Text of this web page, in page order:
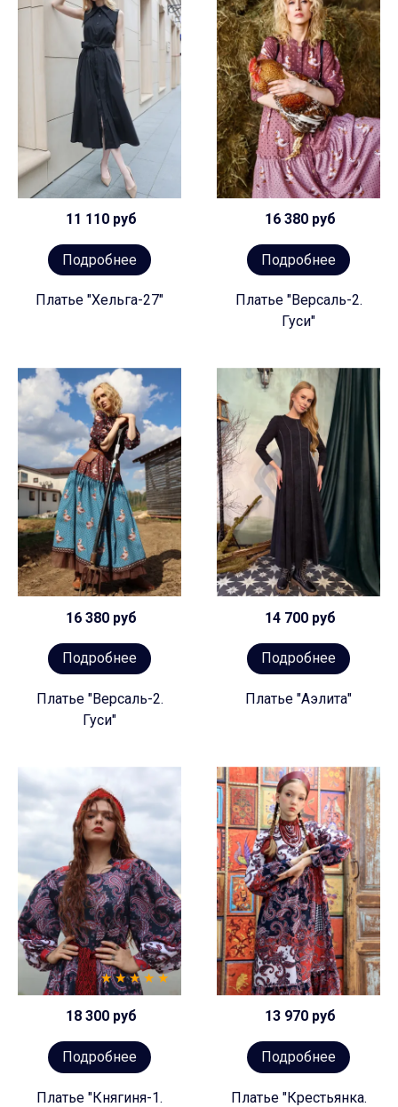
11 110 руб
Подробнее
Платье "Хельга-27"
16 380 руб
Подробнее
Платье "Версаль-2.
Гуси"
16 380 руб
Подробнее
Платье "Версаль-2.
Гуси"
14 700 руб
Подробнее
Платье "Аэлита"
18 300 руб
Подробнее
Платье "Княгиня-1.
13 970 руб
Подробнее
Платье "Крестьянка.